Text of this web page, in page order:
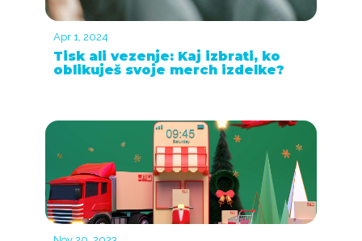
Apr 1, 2024
Tisk ali vezenje: Kaj izbrati, ko
oblikuješ svoje merch izdelke?